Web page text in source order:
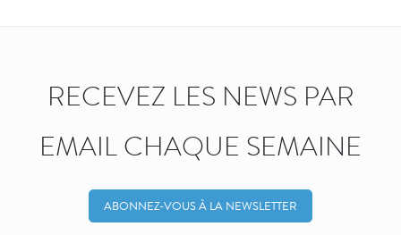
RECEVEZ LES NEWS PAR
EMAIL CHAQUE SEMAINE
ABONNEZ-VOUS À LA NEWSLETTER